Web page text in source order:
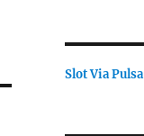
Slot Via Pulsa